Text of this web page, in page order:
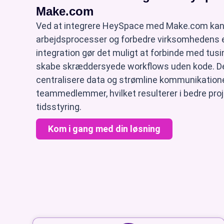
Make.com
Ved at integrere HeySpace med Make.com
arbejdsprocesser og forbedre
integration gør det muligt at forbinde med
skabe skræddersyede workflows uden kode.
centralisere data og strømline
teammedlemmer, hvilket resulterer i bedre
tidsstyring.
Kom i gang med din løsning